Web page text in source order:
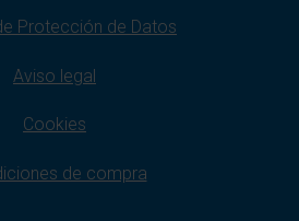
Protección de Datos
Aviso legal
Cookies
de compra